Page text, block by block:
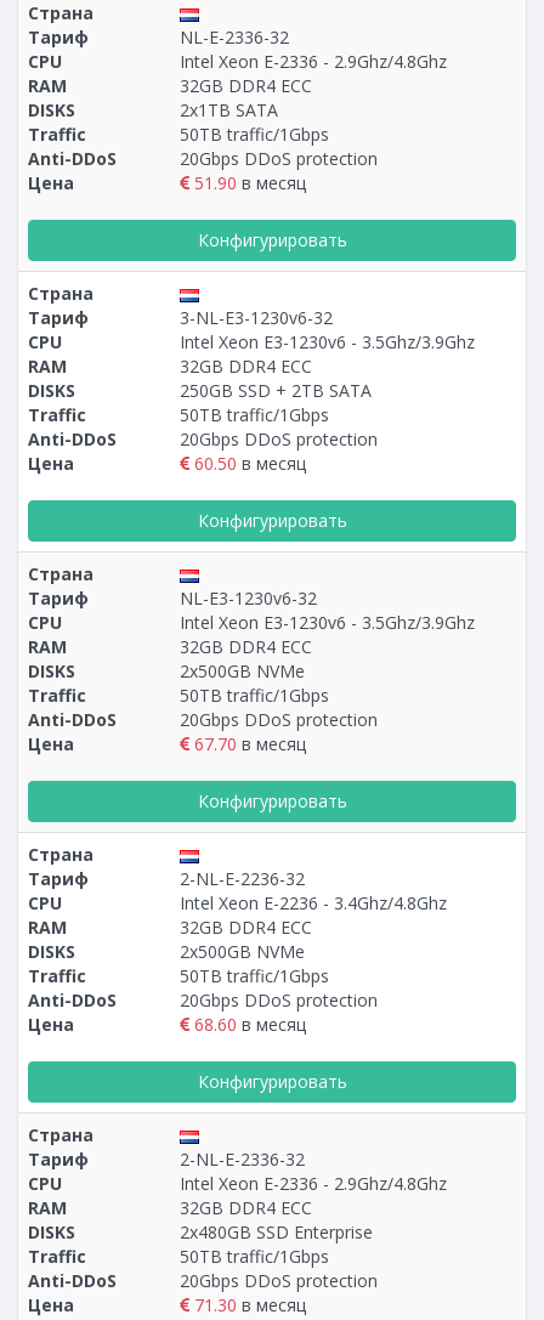
Страна
Тариф
NL-E-2336-32
CPU
Intel Xeon E-2336 - 2.9Ghz/4.8Ghz
RAM
32GB DDR4 ECC
DISKS
2x1TB SATA
Traffic
50TB traffic/1Gbps
Anti-DDoS
20Gbps DDoS protection
Цена
51.90 в месяц
Конфигурировать
Страна
Тариф
3-NL-E3-1230v6-32
CPU
Intel Xeon E3-1230v6 - 3.5Ghz/3.9Ghz
RAM
32GB DDR4 ECC
DISKS
250GB SSD + 2TB SATA
Traffic
50TB traffic/1Gbps
Anti-DDoS
20Gbps DDoS protection
Цена
60.50 в месяц
Конфигурировать
Страна
Тариф
NL-E3-1230v6-32
CPU
Intel Xeon E3-1230v6 - 3.5Ghz/3.9Ghz
RAM
32GB DDR4 ECC
DISKS
2х500GB NVMe
Traffic
50TB traffic/1Gbps
Anti-DDoS
20Gbps DDoS protection
Цена
67.70 в месяц
Конфигурировать
Страна
Тариф
2-NL-E-2236-32
CPU
Intel Xeon E-2236 - 3.4Ghz/4.8Ghz
RAM
32GB DDR4 ECC
DISKS
2x500GB NVMe
Traffic
50TB traffic/1Gbps
Anti-DDoS
20Gbps DDoS protection
Цена
68.60 в месяц
Конфигурировать
Страна
Тариф
2-NL-E-2336-32
CPU
Intel Xeon E-2336 - 2.9Ghz/4.8Ghz
RAM
32GB DDR4 ECC
DISKS
2x480GB SSD Enterprise
Traffic
50TB traffic/1Gbps
Anti-DDoS
20Gbps DDoS protection
Цена
71.30 в месяц